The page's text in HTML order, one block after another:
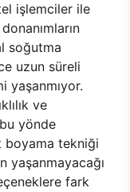
işlemciler ile
soğutma
uzun süreli
yaşanmıyor.
ve
yönde
boyama tekniği
yaşanmayacağı
fark